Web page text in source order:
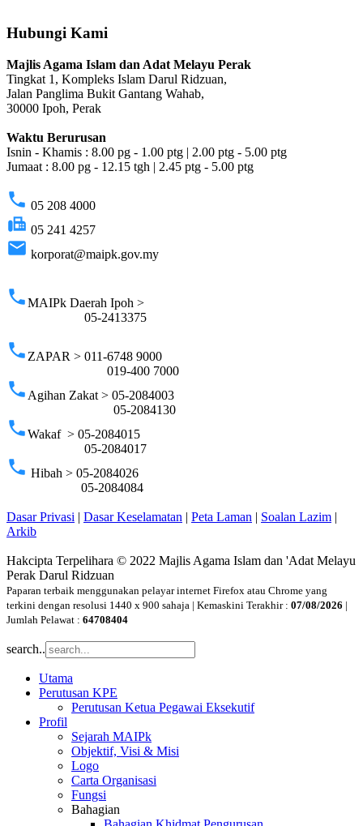
Hubungi Kami
Majlis Agama Islam dan Adat Melayu Perak
Tingkat 1, Kompleks Islam Darul Ridzuan,
Jalan Panglima Bukit Gantang Wahab,
30000 Ipoh, Perak
Waktu Berurusan
Isnin - Khamis : 8.00 pg - 1.00 ptg | 2.00 ptg - 5.00 ptg
Jumaat : 8.00 pg - 12.15 tgh | 2.45 ptg - 5.00 ptg
phone 05 208 4000
fax 05 241 4257
email korporat@maipk.gov.my
phoneMAIPk Daerah Ipoh >
05-2413375
phone ZAPAR > 011-6748 9000
019-400 7000
phone Agihan Zakat > 05-2084003
05-2084130
phoneWakaf > 05-2084015
05-2084017
phone Hibah > 05-2084026
05-2084084
Dasar Privasi | Dasar Keselamatan | Peta Laman | Soalan Lazim |
Arkib
Hakcipta Terpelihara © 2022 Majlis Agama Islam dan 'Adat Melayu
Perak Darul Ridzuan
Paparan terbaik menggunakan pelayar internet Firefox atau Chrome yang
terkini dengan resolusi 1440 x 900 sahaja | Kemaskini Terakhir : 07/08/2026 |
Jumlah Pelawat : 64708404
search..
Utama
Perutusan KPE
Perutusan Ketua Pegawai Eksekutif
Profil
Sejarah MAIPk
Objektif, Visi & Misi
Logo
Carta Organisasi
Fungsi
Bahagian